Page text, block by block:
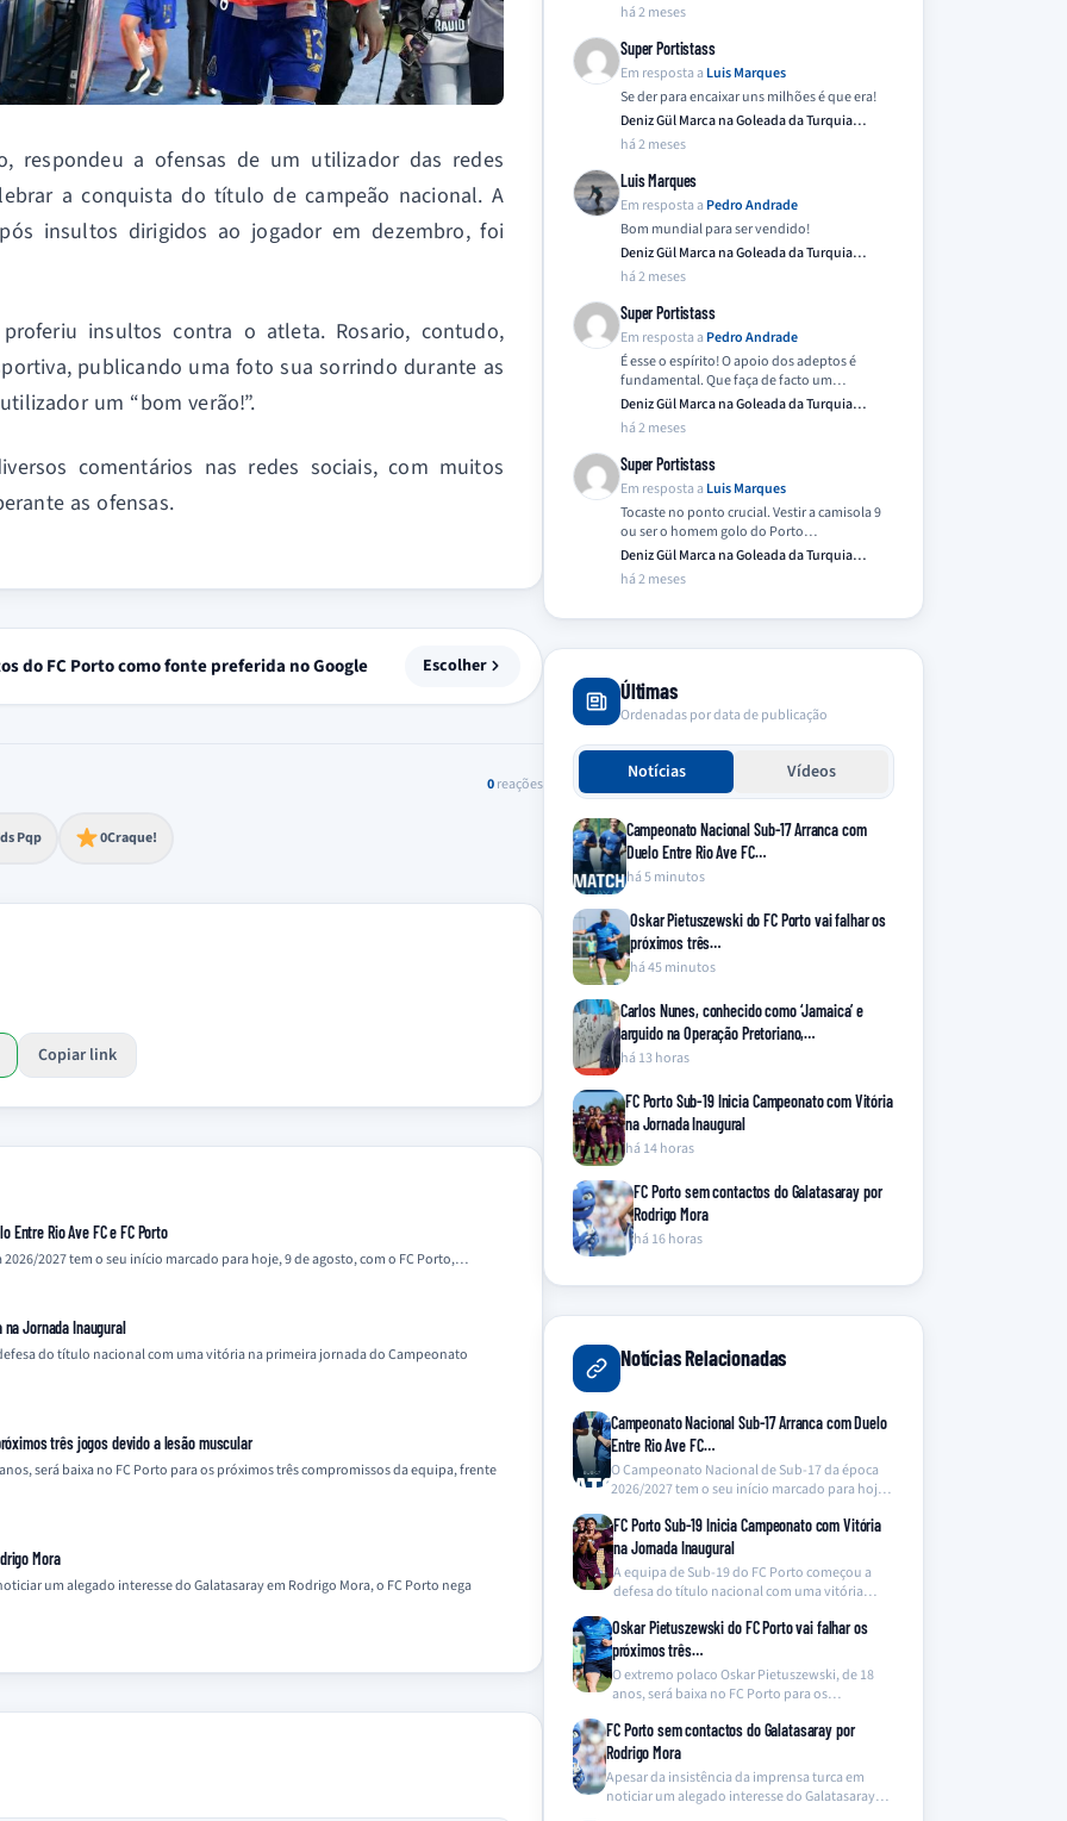
respondeu a ofensas de um utilizador das redes
a conquista do título de campeão nacional. A
insultos dirigidos ao jogador em dezembro, foi
insultos contra o atleta. Rosario, contudo,
publicando uma foto sua sorrindo durante as
um “bom verão!”.
comentários nas redes sociais, com muitos
as ofensas.
do FC Porto como fonte preferida no Google Escolher
0reações
Pqp
extremo 0Craque!
Copiar link
Entre Rio Ave FC e FC Porto
2027 tem o seu início marcado para hoje, 9 de agosto, com o FC Porto,…
na Jornada Inaugural
do título nacional com uma vitória na primeira jornada do Campeonato
três jogos devido a lesão muscular
será baixa no FC Porto para os próximos três compromissos da equipa, frente
Mora
um alegado interesse do Galatasaray em Rodrigo Mora, o FC Porto nega
há 2 meses
Super Portistass
Em resposta a Luis Marques
Se der para encaixar uns milhões é que era!
Deniz Gül Marca na Goleada da Turquia
Frente…
há 2 meses
Luis Marques
Em resposta a Pedro Andrade
Bom mundial para ser vendido!
Deniz Gül Marca na Goleada da Turquia
Frente…
há 2 meses
Super Portistass
Em resposta a Pedro Andrade
É esse o espírito! O apoio dos adeptos é
fundamental. Que faça de facto um…
Deniz Gül Marca na Goleada da Turquia
Frente…
há 2 meses
Super Portistass
Em resposta a Luis Marques
Tocaste no ponto crucial. Vestir a camisola 9
ou ser o homem golo do Porto…
Deniz Gül Marca na Goleada da Turquia
Frente…
há 2 meses
Últimas
Ordenadas por data de publicação
Notícias Vídeos
Campeonato Nacional Sub-17 Arranca com
Duelo Entre Rio Ave FC…
há 5 minutos
Oskar Pietuszewski do FC Porto vai falhar os
próximos três…
há 45 minutos
Carlos Nunes, conhecido como ‘Jamaica’ e
arguido na Operação Pretoriano,…
há 13 horas
FC Porto Sub-19 Inicia Campeonato com Vitória
na Jornada Inaugural
há 14 horas
FC Porto sem contactos do Galatasaray por
Rodrigo Mora
há 16 horas
Notícias Relacionadas
Campeonato Nacional Sub-17 Arranca com Duelo
Entre Rio Ave FC…
O Campeonato Nacional de Sub-17 da época
2026/2027 tem o seu início marcado para hoje,
FC Porto Sub-19 Inicia Campeonato com Vitória
na Jornada Inaugural
A equipa de Sub-19 do FC Porto começou a
defesa do título nacional com uma vitória…
Oskar Pietuszewski do FC Porto vai falhar os
próximos três…
O extremo polaco Oskar Pietuszewski, de 18
anos, será baixa no FC Porto para os
FC Porto sem contactos do Galatasaray por
Rodrigo Mora
Apesar da insistência da imprensa turca em
noticiar um alegado interesse do Galatasaray